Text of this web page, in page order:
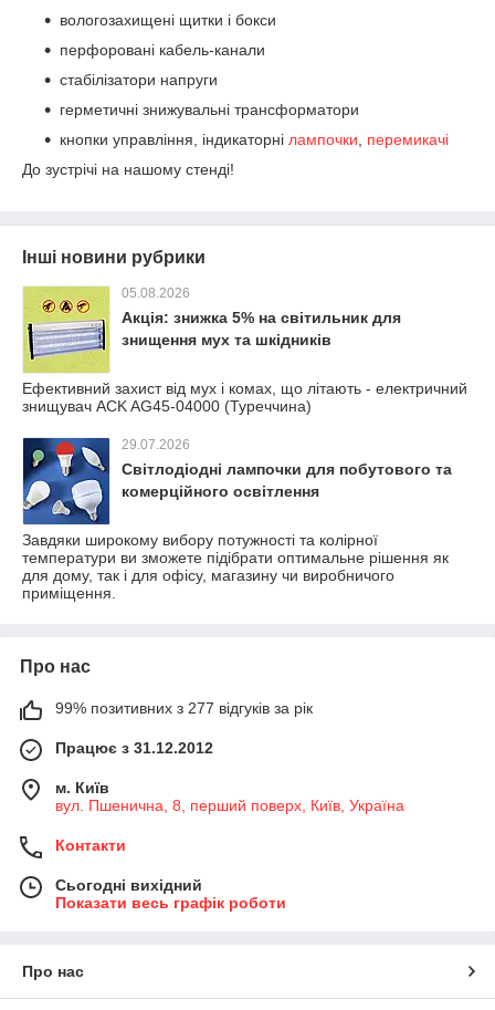
вологозахищені щитки і бокси
перфоровані кабель-канали
стабілізатори напруги
герметичні знижувальні трансформатори
кнопки управління, індикаторні лампочки
перемикачі
До зустрічі на нашому стенді!
Інші новини рубрики
05.08.2026
Акція: знижка 5% на світильник для
знищення мух та шкідників
Ефективний захист від мух і комах, що літають - електричний
знищувач ACK AG45-04000 (Туреччина)
29.07.2026
Світлодіодні лампочки для побутового та
комерційного освітлення
Завдяки широкому вибору потужності та колірної
температури ви зможете підібрати оптимальне рішення як
для дому, так і для офісу, магазину чи виробничого
приміщення.
Про нас
99% позитивних з 277 відгуків за рік
Працює з 31.12.2012
м. Київ
вул. Пшенична, 8, перший поверх, Київ, Україна
Контакти
Сьогодні вихідний
Показати весь графік роботи
Про нас